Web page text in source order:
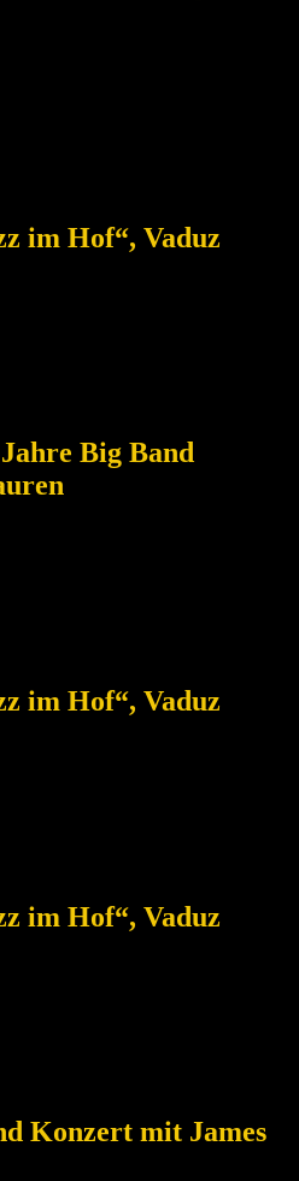
im Hof“, Vaduz
Big Band
im Hof“, Vaduz
im Hof“, Vaduz
Konzert mit James